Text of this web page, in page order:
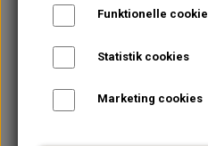
Funktionelle
Statistik cookies
Marketing cookies